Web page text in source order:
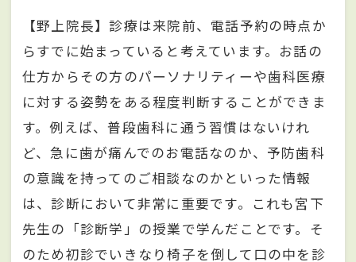
【野上院長】診療は来院前、電話予約の時点か
らすでに始まっていると考えています。お話の
仕方からその方のパーソナリティーや歯科医療
に対する姿勢をある程度判断することができま
す。例えば、普段歯科に通う習慣はないけれ
ど、急に歯が痛んでのお電話なのか、予防歯科
の意識を持ってのご相談なのかといった情報
は、診断において非常に重要です。これも宮下
先生の「診断学」の授業で学んだことです。そ
のため初診でいきなり椅子を倒して口の中を診